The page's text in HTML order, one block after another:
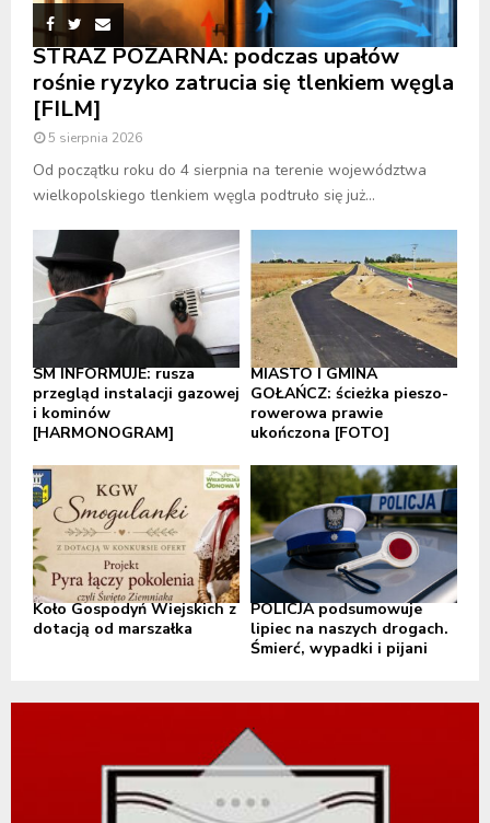
STRAŻ POŻARNA: podczas upałów
rośnie ryzyko zatrucia się tlenkiem węgla
[FILM]
5 sierpnia 2026
Od początku roku do 4 sierpnia na terenie województwa
wielkopolskiego tlenkiem węgla podtruło się już...
SM INFORMUJE: rusza
przegląd instalacji gazowej
i kominów
[HARMONOGRAM]
MIASTO I GMINA
GOŁAŃCZ: ścieżka pieszo-
rowerowa prawie
ukończona [FOTO]
Koło Gospodyń Wiejskich z
dotacją od marszałka
POLICJA podsumowuje
lipiec na naszych drogach.
Śmierć, wypadki i pijani